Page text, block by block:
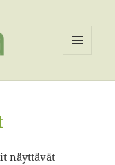
VIMPAIMET
näyttävät